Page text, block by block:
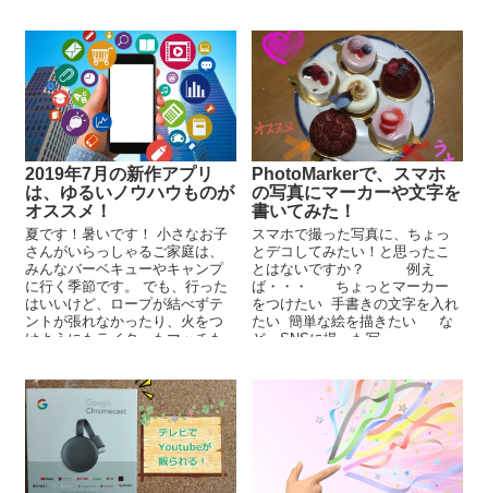
2019年7月の新作アプリ
は、ゆるいノウハウものが
オススメ！
夏です！暑いです！ 小さなお子
さんがいらっしゃるご家庭は、
みんなバーベキューやキャンプ
に行く季節です。 でも、行った
はいいけど、ロープが結べずテ
ントが張れなかったり、火をつ
けようにもライターもマッチも
PhotoMarkerで、スマホ
の写真にマーカーや文字を
書いてみた！
スマホで撮った写真に、ちょっ
とデコしてみたい！と思ったこ
とはないですか？ 例え
ば・・・ ちょっとマーカー
をつけたい 手書きの文字を入れ
たい 簡単な絵を描きたい な
ど、SNSに撮った写...